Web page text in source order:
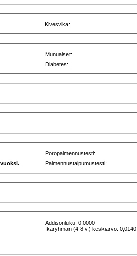
Kivesvika:
Munuaiset:
Diabetes:
Poropaimennustesti:
Paimennustaipumustesti:
Addisonluku: 0,0000
Ikäryhmän (4-8 v.) keskiarvo: 0,0140